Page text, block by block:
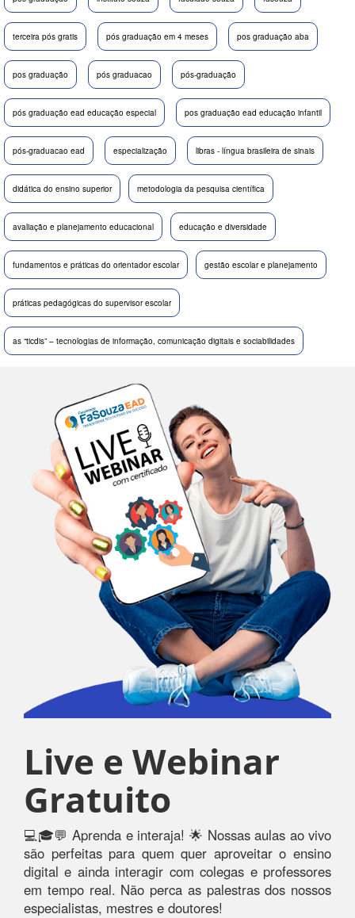
terceira pós gratis pós graduação em 4 meses pos graduação aba
pos graduação pós graduacao pós-graduação
pós graduação ead educação especial pos graduação ead educação infantil
pós-graduacao ead especialização libras - língua brasileira de sinais
didática do ensino superior metodologia da pesquisa científica
avaliação e planejamento educacional educação e diversidade
fundamentos e práticas do orientador escolar gestão escolar e planejamento
práticas pedagógicas do supervisor escolar
as “ticdis” – tecnologias de informação, comunicação digitais e sociabilidades
Live e Webinar
Gratuito
💻🎓💬 Aprenda e interaja! 🌟 Nossas aulas ao vivo
são perfeitas para quem quer aproveitar o ensino
digital e ainda interagir com colegas e professores
em tempo real. Não perca as palestras dos nossos
especialistas, mestres e doutores!